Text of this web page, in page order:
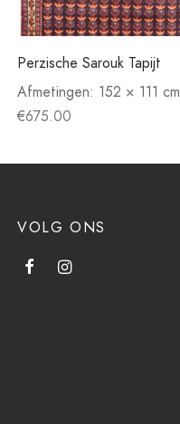
Perzische Sarouk Tapijt
Afmetingen: 152 × 111 cm
€675.00
VOLG ONS